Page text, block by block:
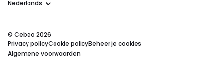
Taal
© Cebeo 2026
Privacy policyCookie policyBeheer je cookies
Algemene voorwaarden